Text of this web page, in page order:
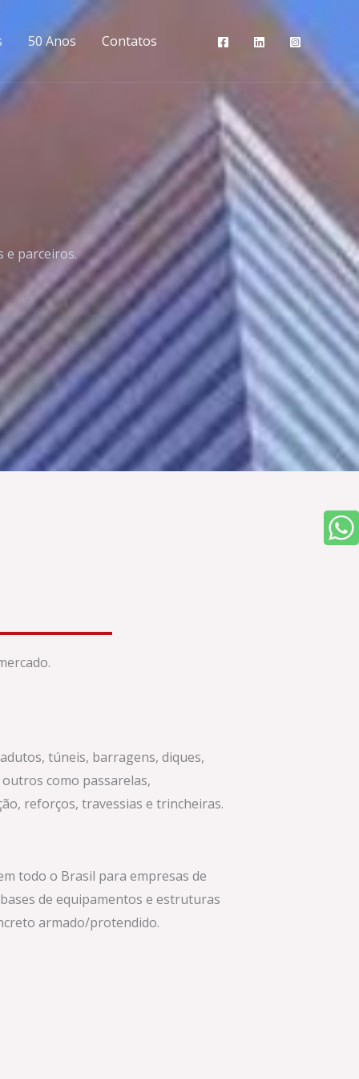
50 Anos Contatos
e parceiros.
túneis, barragens, diques,
como passarelas,
reforços, travessias e trincheiras.
todo o Brasil para empresas de
de equipamentos e estruturas
armado/protendido.